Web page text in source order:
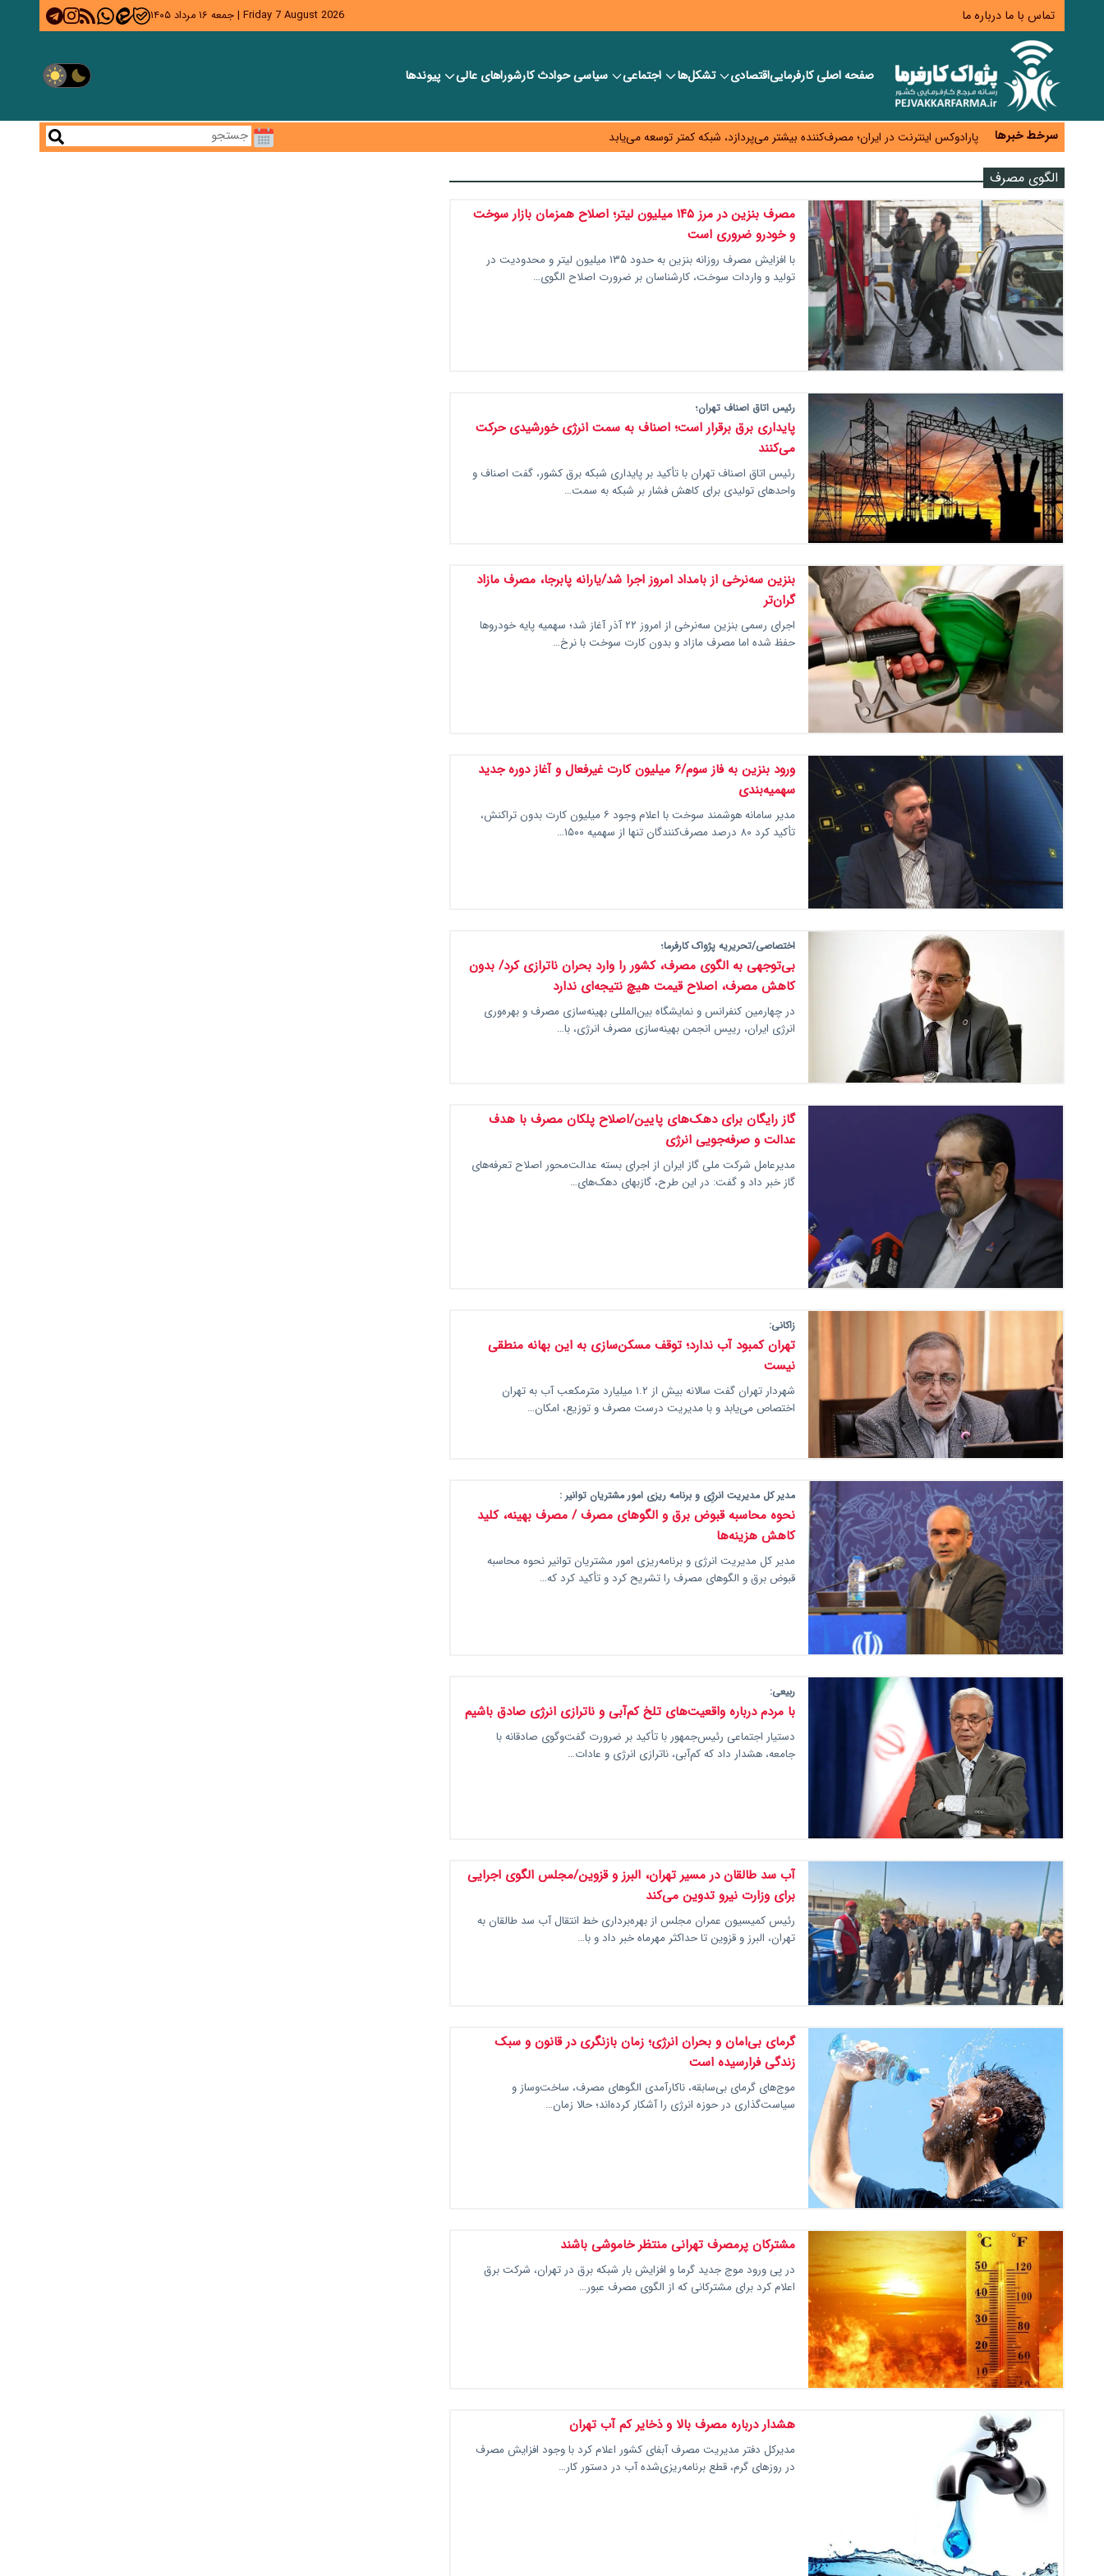
تماس با ما درباره ما Friday 7 August 2026
| جمعه ۱۶ مرداد ۱۴۰۵
صفحه اصلیکارفرماییاقتصادی تشکل‌ها اجتماعی سیاسیحوادث کارشورا‎های عالی پیوندها
سرخط خبرها
زائران اربعین نگران ارز باقی‌مانده نباشند؛ خرید دینار در بانک‌ها و صرافی‌ها
جنگ کریدورها وارد فاز جدید شد؛ سرمایه‌گذاری ۳۴۵ میلیارد دلاری اوراسیا تا ۲۰۳۵
پارادوکس اینترنت در ایران؛ مصرف‌کننده بیشتر می‌پردازد، شبکه کمتر توسعه می‌یابد
معمای تأمین ۸۰ همت معوقات بازنشستگان؛ بانک رفاه وارد میدان شد
الگوی مصرف
مصرف بنزین در مرز ۱۴۵ میلیون لیتر؛ اصلاح همزمان بازار سوخت
و خودرو ضروری است
با افزایش مصرف روزانه بنزین به حدود ۱۳۵ میلیون لیتر و محدودیت در
تولید و واردات سوخت، کارشناسان بر ضرورت اصلاح الگوی…
رئیس اتاق اصناف تهران؛
پایداری برق برقرار است؛ اصناف به سمت انرژی خورشیدی حرکت
می‌کنند
رئیس اتاق اصناف تهران با تأکید بر پایداری شبکه برق کشور، گفت اصناف و
واحدهای تولیدی برای کاهش فشار بر شبکه به سمت…
بنزین سه‌نرخی از بامداد امروز اجرا شد/یارانه پابرجا، مصرف مازاد
گران‌تر
اجرای رسمی بنزین سه‌نرخی از امروز ۲۲ آذر آغاز شد؛ سهمیه پایه خودروها
حفظ شده اما مصرف مازاد و بدون کارت سوخت با نرخ…
ورود بنزین به فاز سوم/۶ میلیون کارت غیرفعال و آغاز دوره جدید
سهمیه‌بندی
مدیر سامانه هوشمند سوخت با اعلام وجود ۶ میلیون کارت بدون تراکنش،
تأکید کرد ۸۰ درصد مصرف‌کنندگان تنها از سهمیه ۱۵۰۰…
اختصاصی/تحریریه پژواک کارفرما؛
بی‌توجهی به الگوی مصرف، کشور را وارد بحران ناترازی کرد/ بدون
کاهش مصرف، اصلاح قیمت هیچ نتیجه‌ای ندارد
در چهارمین کنفرانس و نمایشگاه بین‌المللی بهینه‌سازی مصرف و بهره‌وری
انرژی ایران، رییس انجمن بهینه‌سازی مصرف انرژی، با…
گاز رایگان برای دهک‌های پایین/اصلاح پلکان مصرف با هدف
عدالت و صرفه‌جویی انرژی
مدیرعامل شرکت ملی گاز ایران از اجرای بسته عدالت‌محور اصلاح تعرفه‌های
گاز خبر داد و گفت: در این طرح، گازبهای دهک‌های…
زاکانی:
تهران کمبود آب ندارد؛ توقف مسکن‌سازی به این بهانه منطقی
نیست
شهردار تهران گفت سالانه بیش از ۱.۲ میلیارد مترمکعب آب به تهران
اختصاص می‌یابد و با مدیریت درست مصرف و توزیع، امکان…
مدیر کل مدیریت انرژِی و برنامه ریزی امور مشتریان توانیر :
نحوه محاسبه قبوض برق و الگوهای مصرف / مصرف بهینه، کلید
کاهش هزینه‌ها
مدیر کل مدیریت انرژی و برنامه‌ریزی امور مشتریان توانیر نحوه محاسبه
قبوض برق و الگوهای مصرف را تشریح کرد و تأکید کرد که…
ربیعی:
با مردم درباره واقعیت‌های تلخ کم‌آبی و ناترازی انرژی صادق باشیم
دستیار اجتماعی رئیس‌جمهور با تأکید بر ضرورت گفت‌وگوی صادقانه با
جامعه، هشدار داد که کم‌آبی، ناترازی انرژی و عادات…
آب سد طالقان در مسیر تهران، البرز و قزوین/مجلس الگوی اجرایی
برای وزارت نیرو تدوین می‌کند
رئیس کمیسیون عمران مجلس از بهره‌برداری خط انتقال آب سد طالقان به
تهران، البرز و قزوین تا حداکثر مهرماه خبر داد و با…
گرمای بی‌امان و بحران انرژی؛ زمان بازنگری در قانون و سبک
زندگی فرارسیده است
موج‌های گرمای بی‌سابقه، ناکارآمدی الگوهای مصرف، ساخت‌وساز و
سیاست‌گذاری در حوزه انرژی را آشکار کرده‌اند؛ حالا زمان…
مشترکان پرمصرف تهرانی منتظر خاموشی باشند
در پی ورود موج جدید گرما و افزایش بار شبکه برق در تهران، شرکت برق
اعلام کرد برای مشترکانی که از الگوی مصرف عبور…
هشدار درباره مصرف بالا و ذخایر کم آب تهران
مدیرکل دفتر مدیریت مصرف آبفای کشور اعلام کرد با وجود افزایش مصرف
در روزهای گرم، قطع برنامه‌ریزی‌شده آب در دستور کار…